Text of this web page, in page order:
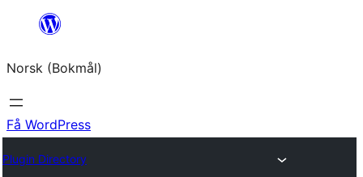
Hopp
innhold
Norsk (Bokmål)
Få WordPress
Plugin Directory